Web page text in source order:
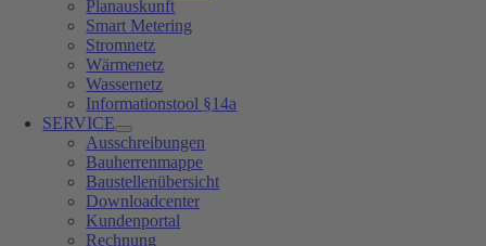
Planauskunft
Smart Metering
Stromnetz
Wärmenetz
Wassernetz
Informationstool §14a
SERVICE
Ausschreibungen
Bauherrenmappe
Baustellenübersicht
Downloadcenter
Kundenportal
Rechnung